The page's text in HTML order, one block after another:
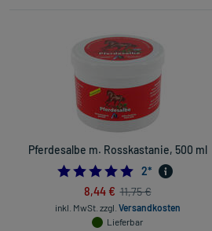
Pferdesalbe m. Rosskastanie, 500 ml
5.0
2*
8,44 € 11,75 €
inkl. MwSt. zzgl. Versandkosten
Lieferbar